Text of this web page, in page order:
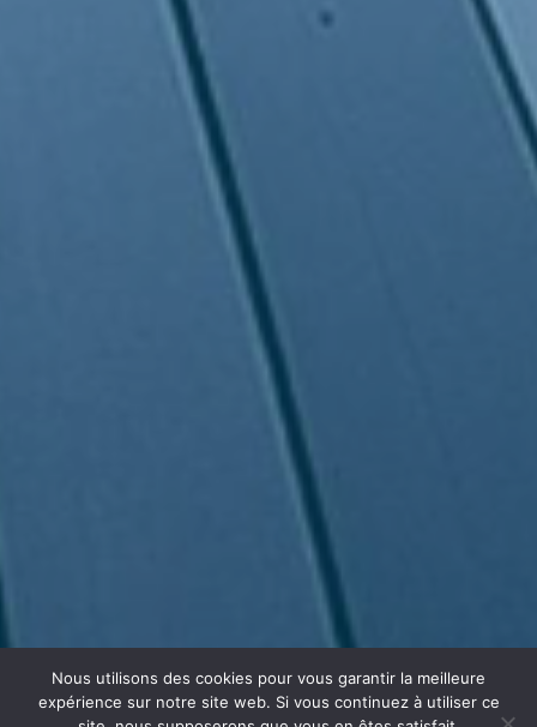
Nous utilisons des cookies pour vous garantir la meilleure
expérience sur notre site web. Si vous continuez à utiliser ce